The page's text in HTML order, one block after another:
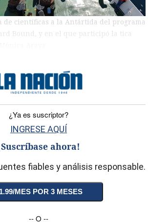
de científicas a la Antártida del programa
Bound, y en el que participó la tica